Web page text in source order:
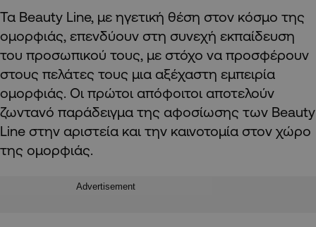
Τα Beauty Line, με ηγετική θέση στον κόσμο της
ομορφιάς, επενδύουν στη συνεχή εκπαίδευση
του προσωπικού τους, με στόχο να προσφέρουν
στους πελάτες τους μια αξέχαστη εμπειρία
ομορφιάς. Οι πρώτοι απόφοιτοι αποτελούν
ζωντανό παράδειγμα της αφοσίωσης των Beauty
Line στην αριστεία και την καινοτομία στον χώρο
της ομορφιάς.
Advertisement